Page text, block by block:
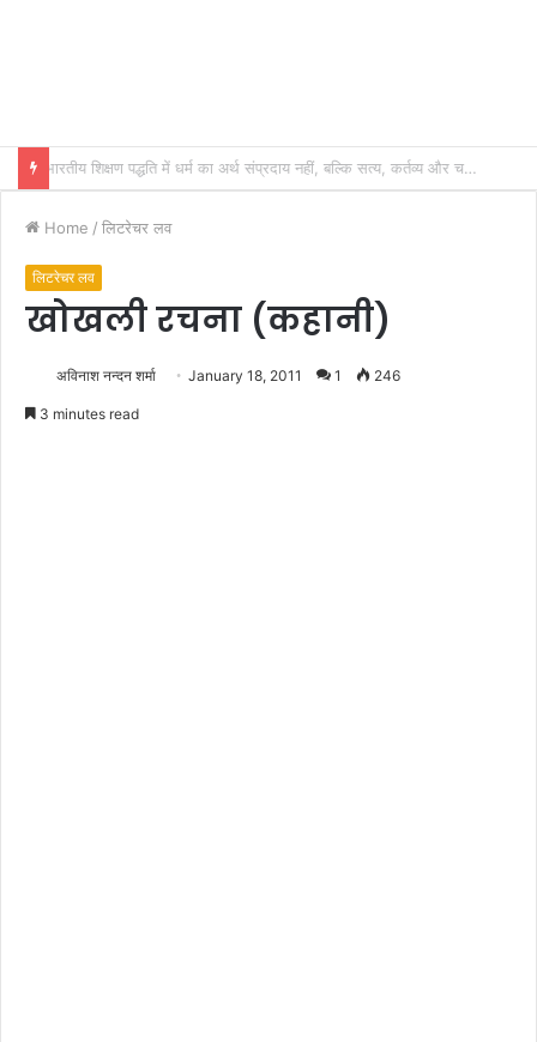
Home / लिटरेचर लव
लिटरेचर लव
खोखली रचना (कहानी)
अविनाश नन्दन शर्मा January 18, 2011 1 246
3 minutes read